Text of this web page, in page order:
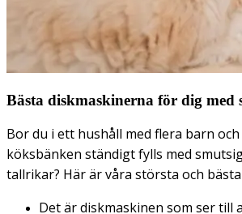
Bästa diskmaskinerna för dig med
Bor du i ett hushåll med flera barn
köksbänken ständigt fylls med
tallrikar? Här är våra största och
Det är diskmaskinen som ser till